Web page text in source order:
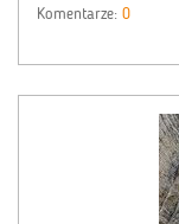
Komentarze: 0